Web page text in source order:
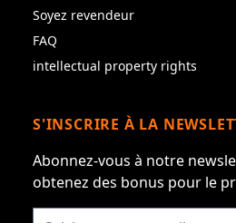
Soyez revendeur
FAQ
intellectual property rights
S'INSCRIRE À LA
Abonnez-vous à notre
obtenez des bonus pour le